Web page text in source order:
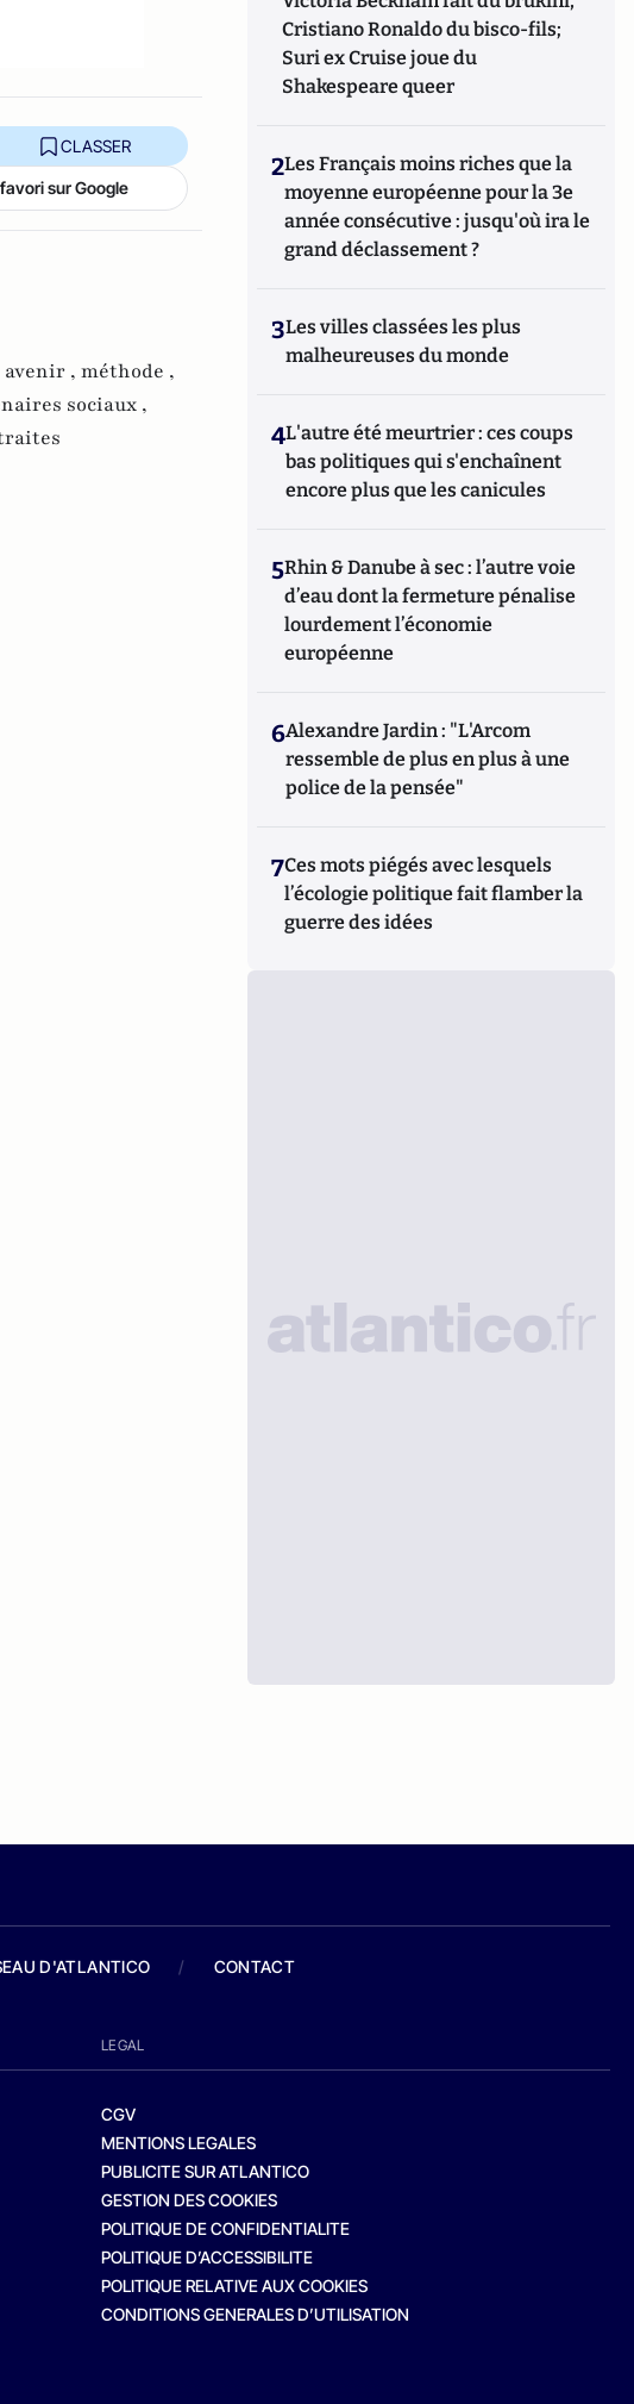
CLASSER
sur Google
avenir , méthode ,
sociaux ,
Cristiano Ronaldo du bisco-fils;
Suri ex Cruise joue du
Shakespeare queer
2Les Français moins riches que la
moyenne européenne pour la 3e
année consécutive : jusqu'où ira le
grand déclassement ?
3Les villes classées les plus
malheureuses du monde
4L'autre été meurtrier : ces coups
bas politiques qui s'enchaînent
encore plus que les canicules
5Rhin & Danube à sec : l’autre voie
d’eau dont la fermeture pénalise
lourdement l’économie
européenne
6Alexandre Jardin : "L'Arcom
ressemble de plus en plus à une
police de la pensée"
7Ces mots piégés avec lesquels
l’écologie politique fait flamber la
guerre des idées
D'ATLANTICO / CONTACT
LEGAL
CGV
MENTIONS LEGALES
PUBLICITE SUR ATLANTICO
GESTION DES COOKIES
POLITIQUE DE CONFIDENTIALITE
POLITIQUE D’ACCESSIBILITE
POLITIQUE RELATIVE AUX COOKIES
CONDITIONS GENERALES D’UTILISATION